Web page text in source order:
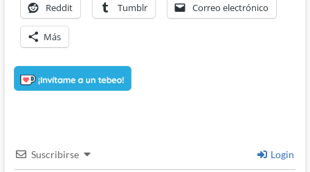
Reddit Tumblr Correo electrónico
Más
Suscribirse Login